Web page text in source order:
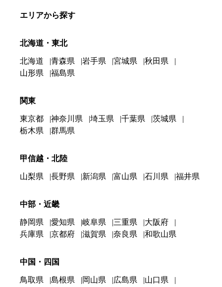
エリアから探す
北海道・東北
北海道 青森県 岩手県 宮城県
秋田県
山形県
福島県
関東
東京都 神奈川県 埼玉県 千葉県
茨城県
栃木県
群馬県
甲信越・北陸
山梨県 長野県 新潟県 富山県 石川県 福井県
中部・近畿
静岡県 愛知県 岐阜県 三重県
大阪府
兵庫県
京都府 滋賀県 奈良県 和歌山県
中国・四国
鳥取県 島根県 岡山県 広島県
山口県